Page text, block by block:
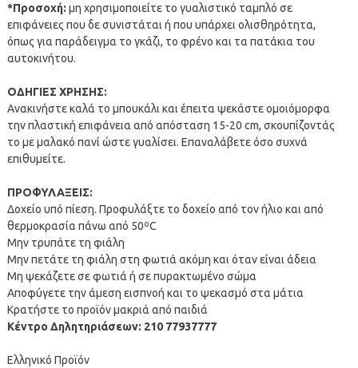
*Προσοχή: μη χρησιμοποιείτε το γυαλιστικό ταμπλό σε
επιφάνειες που δε συνιστάται ή που υπάρχει ολισθηρότητα,
όπως για παράδειγμα το γκάζι, το φρένο και τα πατάκια του
αυτοκινήτου.
ΟΔΗΓΙΕΣ ΧΡΗΣΗΣ:
Ανακινήστε καλά το μπουκάλι και έπειτα ψεκάστε ομοιόμορφα
την πλαστική επιφάνεια από απόσταση 15-20 cm, σκουπίζοντάς
το με μαλακό πανί ώστε γυαλίσει. Επαναλάβετε όσο συχνά
επιθυμείτε.
ΠΡΟΦΥΛΑΞΕΙΣ:
Δοχείο υπό πίεση. Προφυλάξτε το δοχείο από τον ήλιο και από
θερμοκρασία πάνω από 50ºC
Μην τρυπάτε τη φιάλη
Μην πετάτε τη φιάλη στη φωτιά ακόμη και όταν είναι άδεια
Μη ψεκάζετε σε φωτιά ή σε πυρακτωμένο σώμα
Αποφύγετε την άμεση εισπνοή και το ψεκασμό στα μάτια
Κρατήστε το προϊόν μακριά από παιδιά
Κέντρο Δηλητηριάσεων: 210 77937777
Ελληνικό Προϊόν